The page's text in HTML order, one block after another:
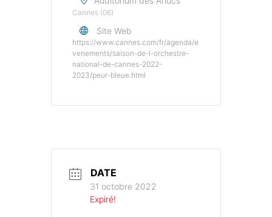
Cannes (06)
Site Web
https://www.cannes.com/fr/agenda/e
venements/saison-de-l-orchestre-
national-de-cannes-2022-
2023/peur-bleue.html
DATE
31 octobre 2022
Expiré!